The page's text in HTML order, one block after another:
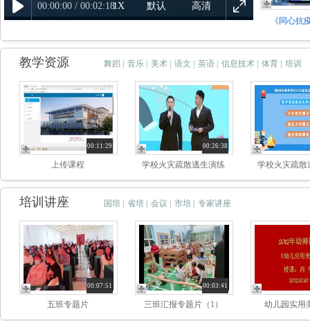
高清
1X 默认
00:00:00 / 00:02:18
《同心抗
教学资源 舞蹈 音乐 美术 语文 英语 信息技术 体育 培训
00:11:29
上传课程
00:26:38
学校火灾疏散逃生演练 学校火灾疏散
培训讲座 国培 省培 会议 市培 专家讲座
00:07:51
五班专题片
00:03:41
三班汇报专题片（1） 幼儿园实用